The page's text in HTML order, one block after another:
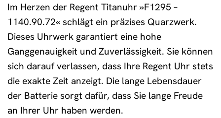
Im Herzen der Regent Titanuhr »F1295 –
1140.90.72« schlägt ein präzises Quarzwerk.
Dieses Uhrwerk garantiert eine hohe
Ganggenauigkeit und Zuverlässigkeit. Sie können
sich darauf verlassen, dass Ihre Regent Uhr stets
die exakte Zeit anzeigt. Die lange Lebensdauer
der Batterie sorgt dafür, dass Sie lange Freude
an Ihrer Uhr haben werden.